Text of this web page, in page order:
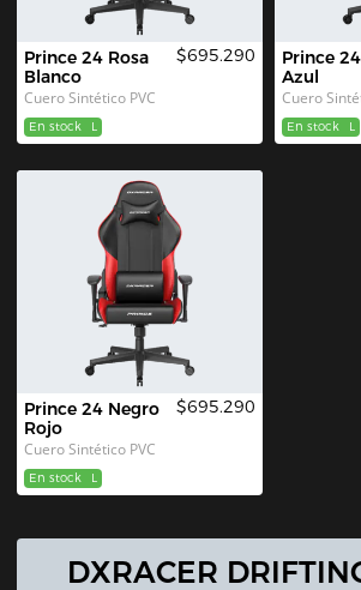
Prince 24 Rosa
Blanco
Cuero Sintético PVC
$695.290
En stock L
Prince
Azul
Cuero
En stock L
Prince 24 Negro
Rojo
Cuero Sintético PVC
$695.290
En stock L
DXRACER